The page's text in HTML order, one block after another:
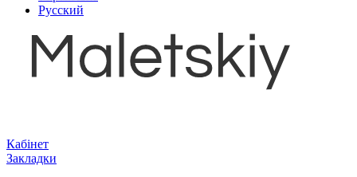
Русский
Кабінет
Закладки